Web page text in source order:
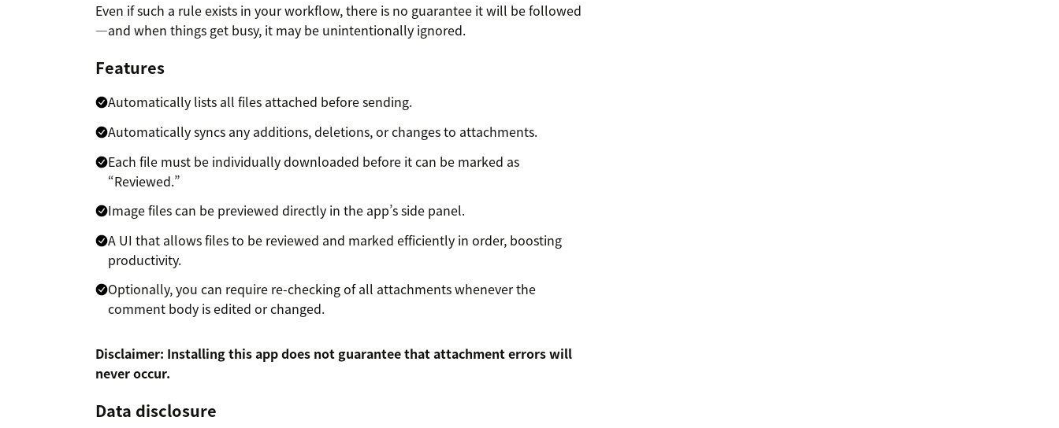
Even if such a rule exists in your workflow, there is no guarantee it will be followed
—and when things get busy, it may be unintentionally ignored.
Features
Automatically lists all files attached before sending.
Automatically syncs any additions, deletions, or changes to attachments.
Each file must be individually downloaded before it can be marked as
“Reviewed.”
Image files can be previewed directly in the app’s side panel.
A UI that allows files to be reviewed and marked efficiently in order, boosting
productivity.
Optionally, you can require re-checking of all attachments whenever the
comment body is edited or changed.
Disclaimer: Installing this app does not guarantee that attachment errors will
never occur.
Data disclosure